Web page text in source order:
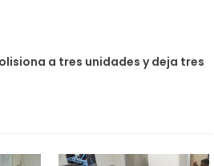
a tres unidades y deja tres